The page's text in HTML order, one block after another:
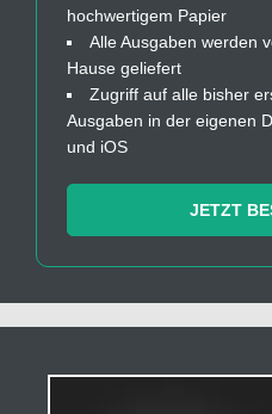
hochwertigem Papier
Alle Ausgaben werden
Hause geliefert
Zugriff auf alle bisher
Ausgaben in der eigenen
und iOS
JETZT